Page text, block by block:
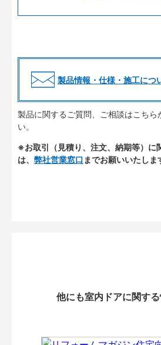
製品情報・仕様・施工につ
製品に関するご質問、ご相談はこちら
い。
※お取引（見積り、注文、納期等）に
は、 弊社営業窓口 までお願いいたしま
他にも室内ドアに関す